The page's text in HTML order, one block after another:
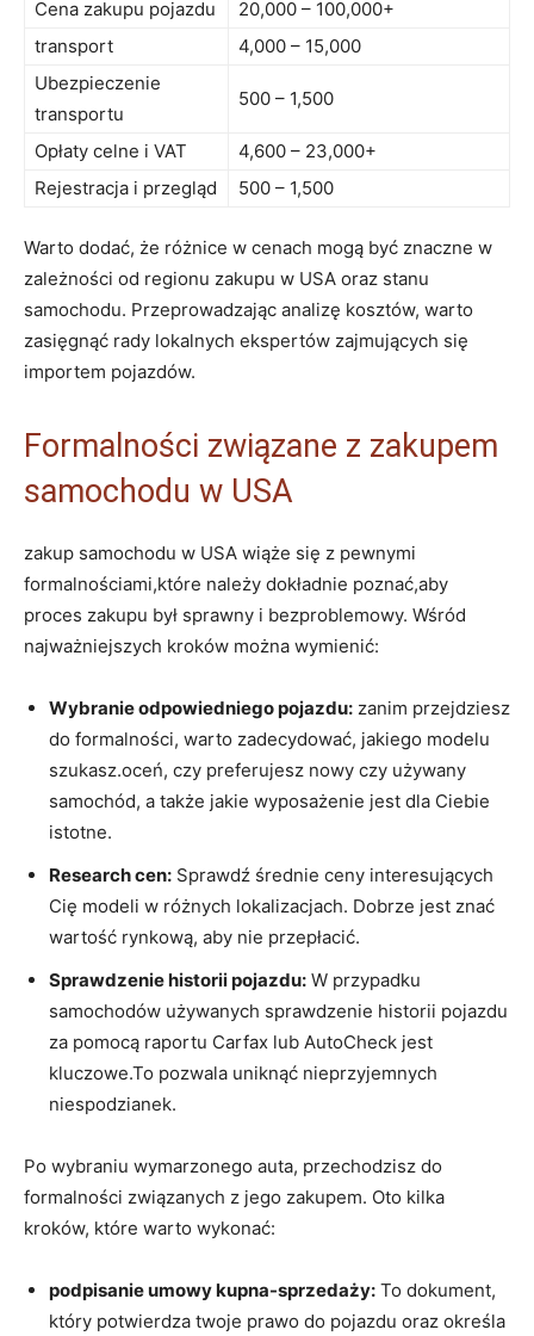
Cena zakupu pojazdu
20,000 – 100,000+
transport
4,000 – 15,000
Ubezpieczenie
transportu
500 – 1,500
Opłaty celne i VAT
4,600 – 23,000+
Rejestracja i przegląd
500 – 1,500
Warto dodać, że różnice w cenach mogą być znaczne w
zależności od regionu zakupu w USA oraz stanu
samochodu. Przeprowadzając analizę kosztów, warto
zasięgnąć rady lokalnych ekspertów zajmujących się
importem pojazdów.
Formalności związane z zakupem
samochodu w USA
zakup samochodu w USA wiąże się z pewnymi
formalnościami,które należy dokładnie poznać,aby
proces zakupu był sprawny i bezproblemowy. Wśród
najważniejszych kroków można wymienić:
Wybranie odpowiedniego pojazdu: zanim przejdziesz
do formalności, warto zadecydować, jakiego modelu
szukasz.oceń, czy preferujesz nowy czy używany
samochód, a także jakie wyposażenie jest dla Ciebie
istotne.
Research cen: Sprawdź średnie ceny interesujących
Cię modeli w różnych lokalizacjach. Dobrze jest znać
wartość rynkową, aby nie przepłacić.
Sprawdzenie historii pojazdu: W przypadku
samochodów używanych sprawdzenie historii pojazdu
za pomocą raportu Carfax lub AutoCheck jest
kluczowe.To pozwala uniknąć nieprzyjemnych
niespodzianek.
Po wybraniu wymarzonego auta, przechodzisz do
formalności związanych z jego zakupem. Oto kilka
kroków, które warto wykonać:
podpisanie umowy kupna-sprzedaży: To dokument,
który potwierdza twoje prawo do pojazdu oraz określa